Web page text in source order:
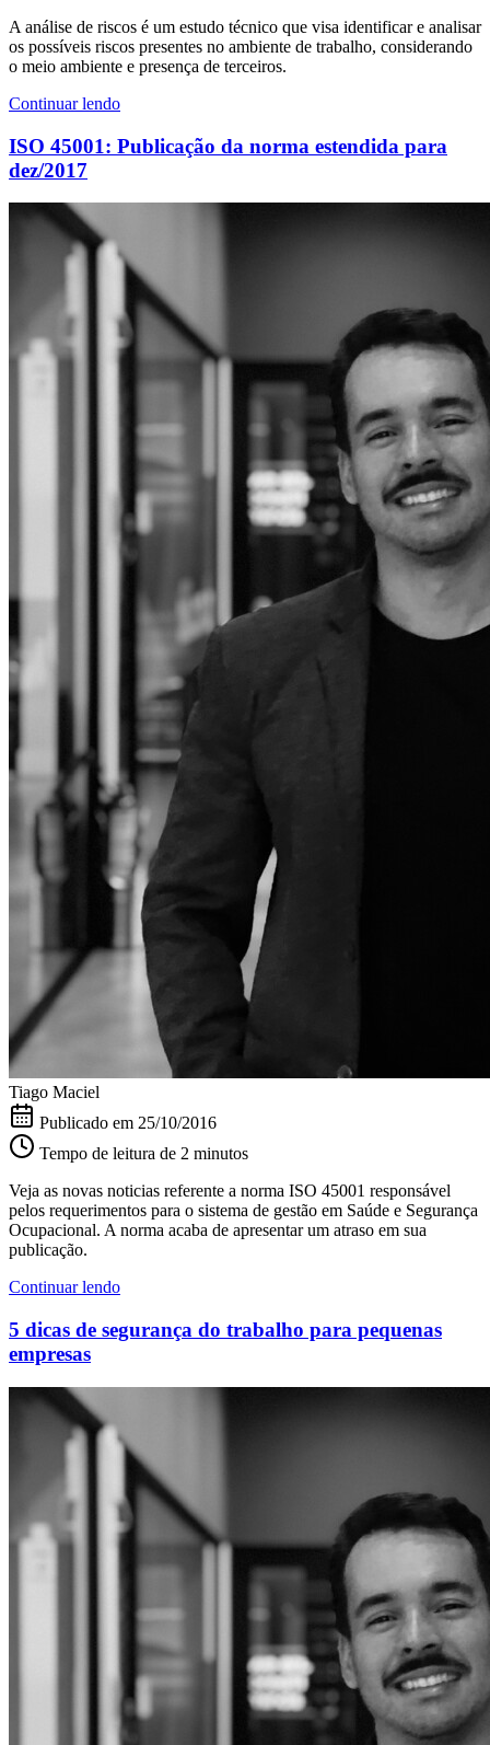
A análise de riscos é um estudo técnico que visa identificar e analisar
os possíveis riscos presentes no ambiente de trabalho, considerando
o meio ambiente e presença de terceiros.
Continuar lendo
ISO 45001: Publicação da norma estendida para
dez/2017
Tiago Maciel
Publicado em 25/10/2016
Tempo de leitura de 2 minutos
Veja as novas noticias referente a norma ISO 45001 responsável
pelos requerimentos para o sistema de gestão em Saúde e Segurança
Ocupacional. A norma acaba de apresentar um atraso em sua
publicação.
Continuar lendo
5 dicas de segurança do trabalho para pequenas
empresas